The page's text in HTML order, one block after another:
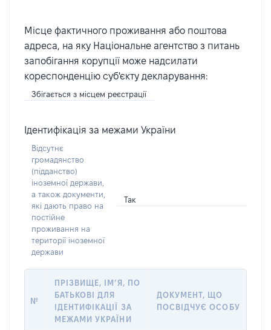
Місце фактичного проживання або поштова
адреса, на яку Національне агентство з питань
запобігання корупції може надсилати
кореспонденцію суб'єкту декларування:
Збігається з місцем реєстрації
Ідентифікація за межами України
Відсутнє
громадянство
(підданство)
іноземної держави,
а також документи,
які дають право на
постійне
проживання на
території іноземної
держави
Так
№
ПРІЗВИЩЕ, ІМ’Я, ПО
БАТЬКОВІ ДЛЯ
ІДЕНТИФІКАЦІЇ ЗА
МЕЖАМИ УКРАЇНИ
ДОКУМЕНТ, ЩО
ПОСВІДЧУЄ ОСОБУ